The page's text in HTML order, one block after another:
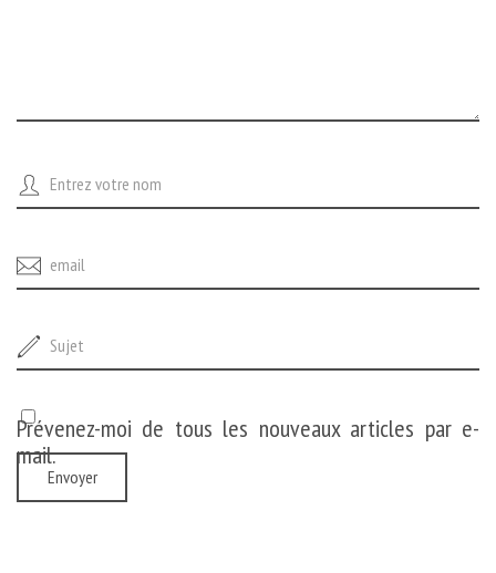
Prévenez-moi de tous les nouveaux articles par e-
mail.